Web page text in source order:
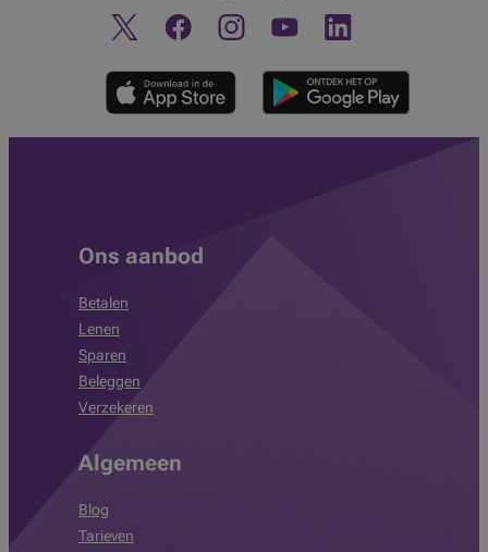
Twitter FacebookInstagramOntdek ons YouTube-kanaal
Linkedin
Ons aanbod
Betalen
Lenen
Sparen
Beleggen
Verzekeren
Algemeen
Blog
Tarieven